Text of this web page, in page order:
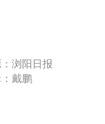
浏阳日报
戴鹏